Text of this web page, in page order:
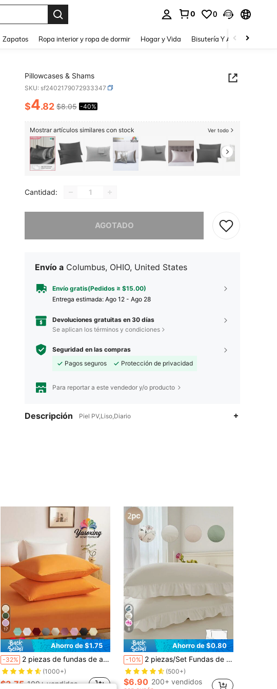
0 0
Zapatos Ropa interior y ropa de dormir Hogar y Vida Bisutería Y Accesorios
Pillowcases & Shams
SKU: sf2402179072933347
PRICE AND AVAILABILITY
$4.82 $8.05 -40%
Mostrar artículos similares con stock Ver todo
Cantidad:
AGOTADO
Lo sentimos, este producto está agotado.
Envío a Columbus, OHIO, United States
Envío gratis(Pedidos ≥ $15.00)
Entrega estimada: Ago 12 - Ago 28
Devoluciones gratuitas en 30 días
Se aplican los términos y condiciones
Seguridad en las compras
Pagos seguros
Protección de privacidad
Para reportar a este vendedor y/o producto
Descripción Piel PV,Liso,Diario
17
Ahorro de $1.75
-32% 2 piezas de fundas de almohada de color naranja súper suaves, ligeras y transpirables, con cierre de sobre, fundas de almohada de unicolor, adecuadas para dormitorio, residencia estudiantil, temporada de regreso a la escuela y otras ocasiones.
(1000+)
$3.75 100+ vendidos
8
Ahorro de $0.80
-10% 2 piezas/Set Fundas de almohada con volantes frescos, estampado de flores sólidas, compatibles con todas las estaciones, cómodas y transpirables, amigables con la piel y suaves; lavables a máquina. Fundas de almohada de unicolor estilo princesa (almohada no incluida), simples y dulces, amigables con la piel y suaves, adecuadas para dormitorios de estudiantes, habitaciones, ropa de cama de hotel. Magnolia, blanco
(500+)
$6.90 200+ vendidos